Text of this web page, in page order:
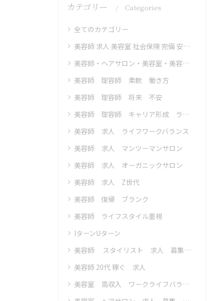
カテゴリー Categories
全てのカテゴリー
美容師 求人 美容室 社会保険 完備 安定 高収入
美容師・ヘアサロン・美容室・美容院
美容師 理容師 柔軟 働き方
美容師 理容師 将来 不安
美容師 理容師 キャリア形成 ライフプラン
美容師 求人 ライフワークバランス
美容師 求人 マンツーマンサロン
美容師 求人 オーガニックサロン
美容師 求人 Z世代
美容師 復帰 ブランク
美容師 ライフスタイル重視
IターンUターン
美容師 スタイリスト 求人 募集 転職
美容師 20代 稼ぐ 求人
美容室 高収入 ワークライフバランス 求人